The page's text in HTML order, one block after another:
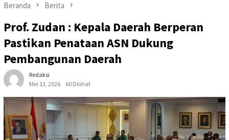
Beranda Berita
Prof. Zudan : Kepala Daerah Berperan
Pastikan Penataan ASN Dukung
Pembangunan Daerah
Redaksi
Mei 13, 2026
60 Dilihat